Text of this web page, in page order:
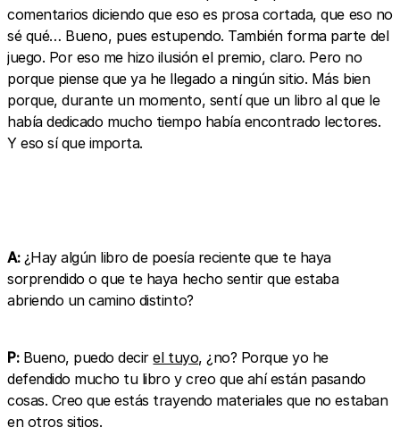
comentarios diciendo que eso es prosa cortada, que eso no
sé qué… Bueno, pues estupendo. También forma parte del
juego. Por eso me hizo ilusión el premio, claro. Pero no
porque piense que ya he llegado a ningún sitio. Más bien
porque, durante un momento, sentí que un libro al que le
había dedicado mucho tiempo había encontrado lectores.
Y eso sí que importa.
A:¿Hay algún libro de poesía reciente que te haya
sorprendido o que te haya hecho sentir que estaba
abriendo un camino distinto?
P:Bueno, puedo decirel tuyo, ¿no? Porque yo he
defendido mucho tu libro y creo que ahí están pasando
cosas. Creo que estás trayendo materiales que no estaban
en otros sitios.